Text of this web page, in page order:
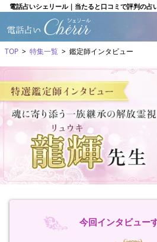
電話占いシェリール｜当たると口コミで評判の占
TOP 特集一覧 鑑定師インタビュー
今回インタビュー